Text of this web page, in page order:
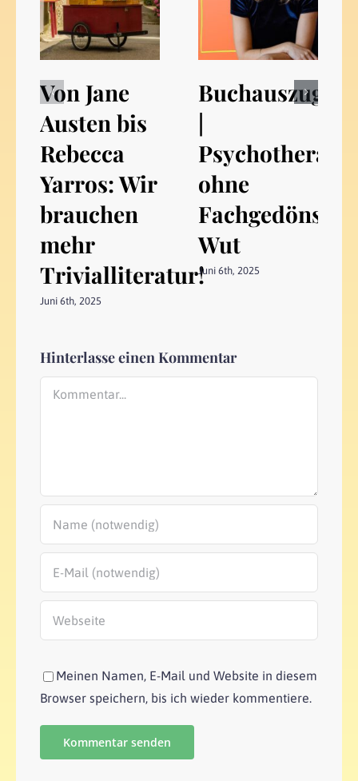
Von Jane
Austen bis
Rebecca
Yarros: Wir
brauchen
mehr
Trivialliteratur!
Juni 6th, 2025
Buchauszug
|
ohne
Fachgedöns:
Wut
Juni 6th, 2025
Hinterlasse einen Kommentar
Kommentar
Meinen Namen, E-Mail und Website in diesem
Browser speichern, bis ich wieder kommentiere.